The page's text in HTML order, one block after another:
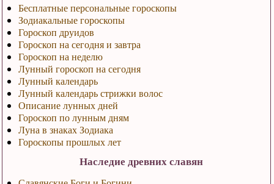
Бесплатные персональные гороскопы
Зодиакальные гороскопы
Гороскоп друидов
Гороскоп на сегодня и завтра
Гороскоп на неделю
Лунный гороскоп на сегодня
Лунный календарь
Лунный календарь стрижки волос
Описание лунных дней
Гороскоп по лунным дням
Луна в знаках Зодиака
Гороскопы прошлых лет
Наследие древних славян